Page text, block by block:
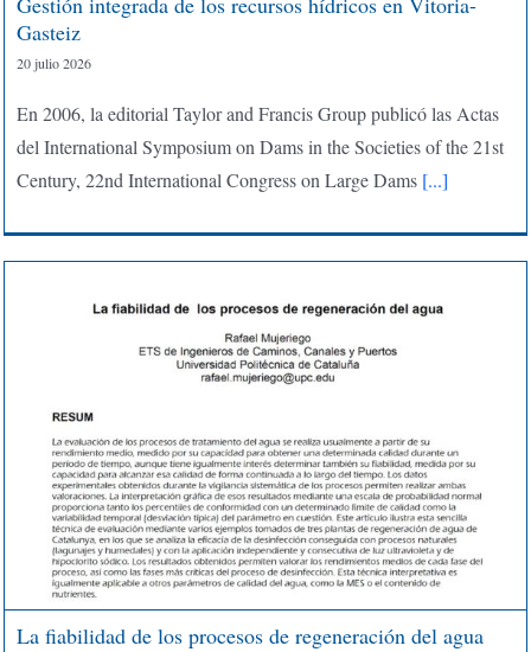
Gasteiz
20 julio 2026
En 2006, la editorial Taylor and Francis Group publicó las Actas
del International Symposium on Dams in the Societies of the 21st
Century, 22nd International Congress on Large Dams[...]
La fiabilidad de los procesos de regeneración del agua